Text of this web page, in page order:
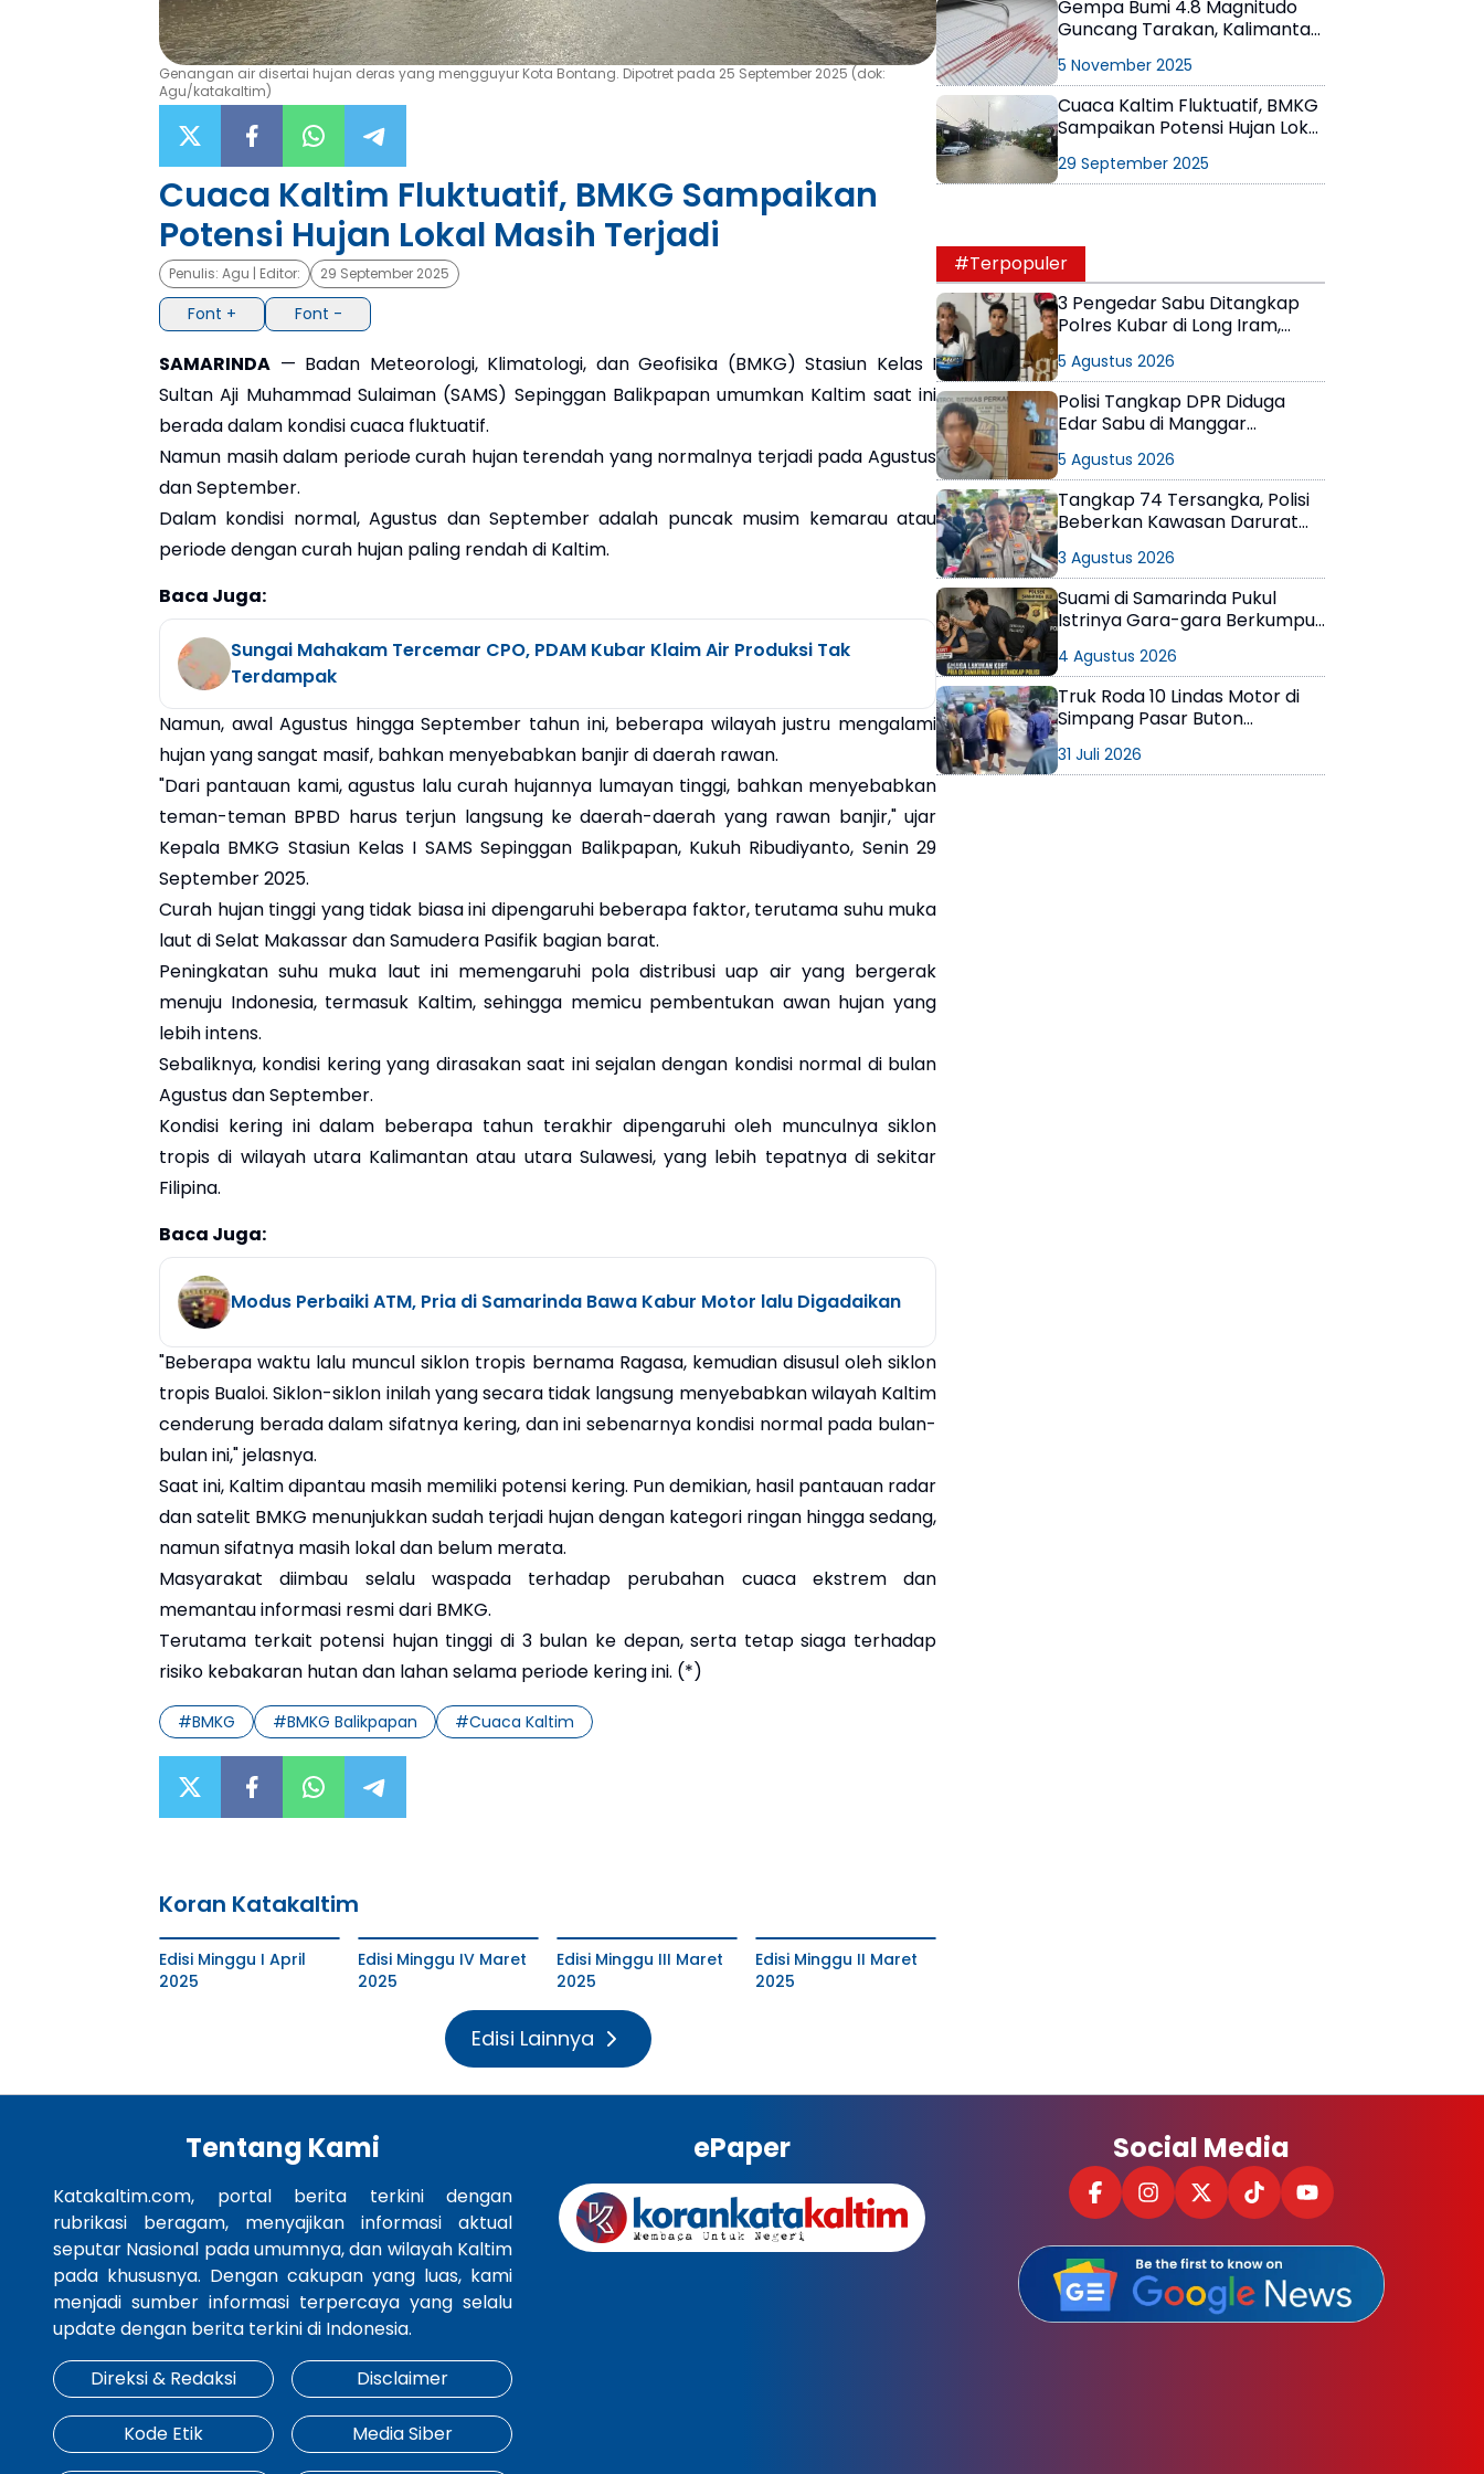
Genangan air disertai hujan deras yang mengguyur Kota Bontang. Dipotret pada 25 September 2025 (dok:
Agu/katakaltim)
Cuaca Kaltim Fluktuatif, BMKG Sampaikan
Potensi Hujan Lokal Masih Terjadi
Penulis: Agu | Editor: 29 September 2025
Font + Font -
SAMARINDA — Badan Meteorologi, Klimatologi, dan Geofisika (BMKG) Stasiun Kelas I
Sultan Aji Muhammad Sulaiman (SAMS) Sepinggan Balikpapan umumkan Kaltim saat ini
berada dalam kondisi cuaca fluktuatif.
Namun masih dalam periode curah hujan terendah yang normalnya terjadi pada Agustus
dan September.
Dalam kondisi normal, Agustus dan September adalah puncak musim kemarau atau
periode dengan curah hujan paling rendah di Kaltim.
Baca Juga:
Sungai Mahakam Tercemar CPO, PDAM Kubar Klaim Air Produksi Tak
Terdampak
Namun, awal Agustus hingga September tahun ini, beberapa wilayah justru mengalami
hujan yang sangat masif, bahkan menyebabkan banjir di daerah rawan.
"Dari pantauan kami, agustus lalu curah hujannya lumayan tinggi, bahkan menyebabkan
teman-teman BPBD harus terjun langsung ke daerah-daerah yang rawan banjir," ujar
Kepala BMKG Stasiun Kelas I SAMS Sepinggan Balikpapan, Kukuh Ribudiyanto, Senin 29
September 2025.
Curah hujan tinggi yang tidak biasa ini dipengaruhi beberapa faktor, terutama suhu muka
laut di Selat Makassar dan Samudera Pasifik bagian barat.
Peningkatan suhu muka laut ini memengaruhi pola distribusi uap air yang bergerak
menuju Indonesia, termasuk Kaltim, sehingga memicu pembentukan awan hujan yang
lebih intens.
Sebaliknya, kondisi kering yang dirasakan saat ini sejalan dengan kondisi normal di bulan
Agustus dan September.
Kondisi kering ini dalam beberapa tahun terakhir dipengaruhi oleh munculnya siklon
tropis di wilayah utara Kalimantan atau utara Sulawesi, yang lebih tepatnya di sekitar
Filipina.
Baca Juga:
Modus Perbaiki ATM, Pria di Samarinda Bawa Kabur Motor lalu Digadaikan
"Beberapa waktu lalu muncul siklon tropis bernama Ragasa, kemudian disusul oleh siklon
tropis Bualoi. Siklon-siklon inilah yang secara tidak langsung menyebabkan wilayah Kaltim
cenderung berada dalam sifatnya kering, dan ini sebenarnya kondisi normal pada bulan-
bulan ini," jelasnya.
Saat ini, Kaltim dipantau masih memiliki potensi kering. Pun demikian, hasil pantauan radar
dan satelit BMKG menunjukkan sudah terjadi hujan dengan kategori ringan hingga sedang,
namun sifatnya masih lokal dan belum merata.
Masyarakat diimbau selalu waspada terhadap perubahan cuaca ekstrem dan
memantau informasi resmi dari BMKG.
Terutama terkait potensi hujan tinggi di 3 bulan ke depan, serta tetap siaga terhadap
risiko kebakaran hutan dan lahan selama periode kering ini. (*)
#BMKG #BMKG Balikpapan #Cuaca Kaltim
Koran Katakaltim
Edisi Minggu I April
2025
Edisi Minggu IV Maret
2025
Edisi Minggu III Maret
2025
Edisi Minggu II Maret
2025
Edisi Lainnya
Gempa Bumi 4.8 Magnitudo
Guncang Tarakan, Kalimantan
5 November 2025
Cuaca Kaltim Fluktuatif, BMKG
Sampaikan Potensi Hujan Lokal
29 September 2025
#Terpopuler
3 Pengedar Sabu Ditangkap
Polres Kubar di Long Iram,
5 Agustus 2026
Polisi Tangkap DPR Diduga
Edar Sabu di Manggar
5 Agustus 2026
Tangkap 74 Tersangka, Polisi
Beberkan Kawasan Darurat
3 Agustus 2026
Suami di Samarinda Pukul
Istrinya Gara-gara Berkumpul
4 Agustus 2026
Truk Roda 10 Lindas Motor di
Simpang Pasar Buton
di Lokasi
31 Juli 2026
Tentang Kami
Katakaltim.com, portal berita terkini dengan
rubrikasi beragam, menyajikan informasi aktual
seputar Nasional pada umumnya, dan wilayah Kaltim
pada khususnya. Dengan cakupan yang luas, kami
menjadi sumber informasi terpercaya yang selalu
update dengan berita terkini di Indonesia.
Direksi & Redaksi
Disclaimer
Kode Etik Media Siber
ePaper Social Media